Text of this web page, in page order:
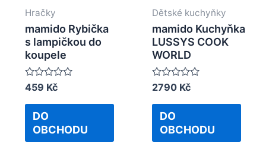
Hračky
mamido Rybička
s lampičkou do
koupele
Rated
out
459 Kč
DO
OBCHODU
Dětské kuchyňky
mamido Kuchyňka
LUSSYS COOK
WORLD
Rated
out
2790 Kč
DO
OBCHODU